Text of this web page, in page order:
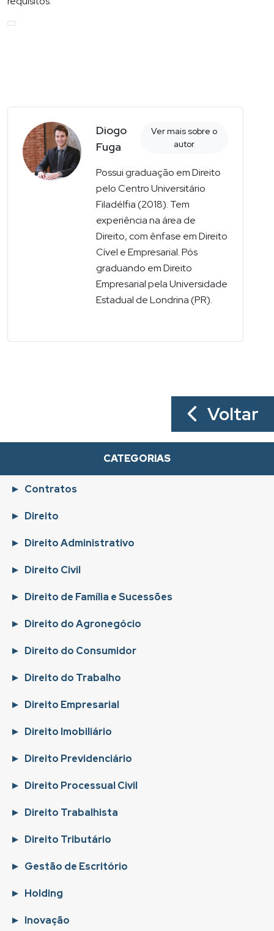
Diogo
Fuga
Ver mais sobre o
autor
Possui graduação em Direito
pelo Centro Universitário
Filadélfia (2018). Tem
experiência na área de
Direito, com ênfase em Direito
Cível e Empresarial. Pós
graduando em Direito
Empresarial pela Universidade
Estadual de Londrina (PR).
Voltar
CATEGORIAS
Contratos
Direito
Direito Administrativo
Direito Civil
Direito de Família e Sucessões
Direito do Agronegócio
Direito do Consumidor
Direito do Trabalho
Direito Empresarial
Direito Imobiliário
Direito Previdenciário
Direito Processual Civil
Direito Trabalhista
Direito Tributário
Gestão de Escritório
Holding
Inovação